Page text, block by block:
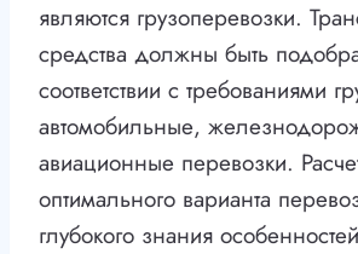
являются грузоперевозки.
средства должны быть
соответствии с требованиями
автомобильные,
авиационные перевозки.
оптимального варианта
глубокого знания особенностей